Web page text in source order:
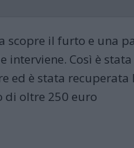
scopre il furto e una
interviene. Così è
ed è stata recuperata
di oltre 250 euro